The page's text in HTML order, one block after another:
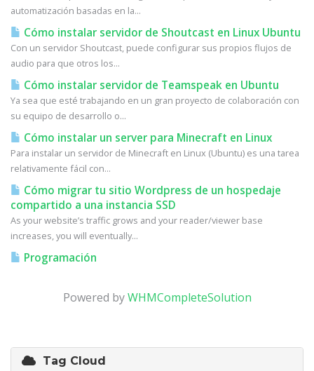
automatización basadas en la...
Cómo instalar servidor de Shoutcast en Linux Ubuntu
Con un servidor Shoutcast, puede configurar sus propios flujos de
audio para que otros los...
Cómo instalar servidor de Teamspeak en Ubuntu
Ya sea que esté trabajando en un gran proyecto de colaboración con
su equipo de desarrollo o...
Cómo instalar un server para Minecraft en Linux
Para instalar un servidor de Minecraft en Linux (Ubuntu) es una tarea
relativamente fácil con...
Cómo migrar tu sitio Wordpress de un hospedaje
compartido a una instancia SSD
As your website’s traffic grows and your reader/viewer base
increases, you will eventually...
Programación
Powered byWHMCompleteSolution
Tag Cloud